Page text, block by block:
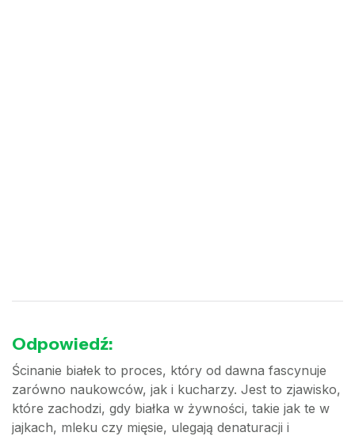
Odpowiedź:
Ścinanie białek to proces, który od dawna fascynuje
zarówno naukowców, jak i kucharzy. Jest to zjawisko,
które zachodzi, gdy białka w żywności, takie jak te w
jajkach, mleku czy mięsie, ulegają denaturacji i